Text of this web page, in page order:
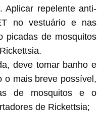
Aplicar repelente anti-
no vestuário e nas
picadas de mosquitos
deve tomar banho e
o mais breve possível,
de mosquitos e o
de Rickettsia;